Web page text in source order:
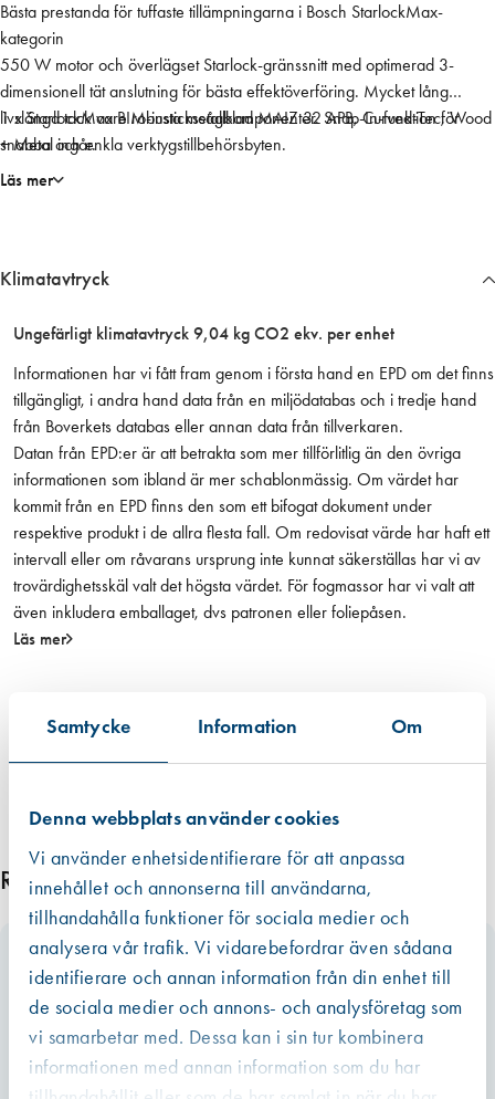
Samtycke Information Om
Denna webbplats använder cookies
Vi använder enhetsidentifierare för att anpassa
innehållet och annonserna till användarna,
tillhandahålla funktioner för sociala medier och
analysera vår trafik. Vi vidarebefordrar även sådana
identifierare och annan information från din enhet till
de sociala medier och annons- och analysföretag som
vi samarbetar med. Dessa kan i sin tur kombinera
informationen med annan information som du har
y
g
G
O
P
5
5
P
o
e
s
s
i
o
n
a
l
S
t
a
c
Klimatavtryck
Ungefärligt klimatavtryck 9,04 kg CO2 ekv. per enhet
Informationen har vi fått fram genom i första hand en EPD om det finns
tillgängligt, i andra hand data från en miljödatabas och i tredje hand
från Boverkets databas eller annan data från tillverkaren.
Datan från EPD:er är att betrakta som mer tillförlitlig än den övriga
informationen som ibland är mer schablonmässig. Om värdet har
kommit från en EPD finns den som ett bifogat dokument under
respektive produkt i de allra flesta fall. Om redovisat värde har haft ett
intervall eller om råvarans ursprung inte kunnat säkerställas har vi av
trovärdighetsskäl valt det högsta värdet. För fogmassor har vi valt att
även inkludera emballaget, dvs patronen eller foliepåsen.
Läs mer
Bästa prestanda för tuffaste tillämpningarna i Bosch StarlockMax-
kategorin
550 W motor och överlägset Starlock-gränssnitt med optimerad 3-
dimensionell tät anslutning för bästa effektöverföring. Mycket lång
livslängd tack vare robusta metallkomponenter. Snap-In-funktion för
snabba och enkla verktygstillbehörsbyten.
1 x StarlockMax BIM-instickssågblad MAIZ 32 APB, Curved-Tec, Wood
+ Metal ingår.
Läs mer
Relaterade produkter